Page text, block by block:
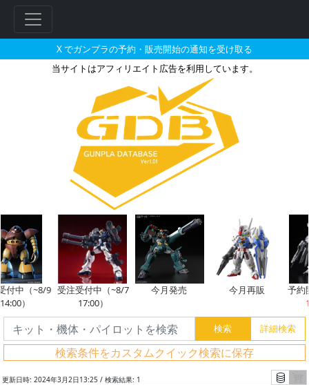
X でガンプラの予約・販売開始の通知を受け取る
当サイトはアフィリエイト広告を利用しています。
ガンダムデカール No.93 MG 1/
付中（~8/9
）
受注受付中（~8/7
17:00）
今月発売 今月再販
予約
検索条件をカスタムクイック検索に保存
ー
ド
検
索
グ
レ
更新日時: 2024年3月2日13:25 / 検索結果: 1